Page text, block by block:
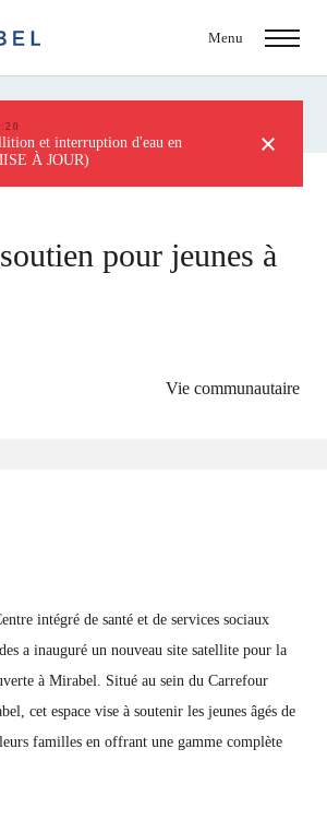
Menu
et interruption d'eau en
À JOUR)
pour jeunes à
Vie communautaire
intégré de santé et de services sociaux
a inauguré un nouveau site satellite pour la
à Mirabel. Situé au sein du Carrefour
cet espace vise à soutenir les jeunes âgés de
familles en offrant une gamme complète